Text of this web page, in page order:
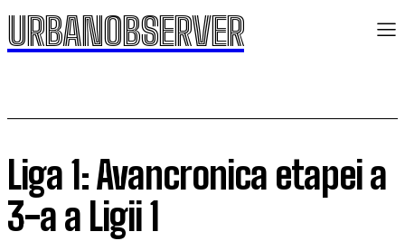
URBANOBSERVER
Liga 1: Avancronica etapei a
3-a a Ligii 1